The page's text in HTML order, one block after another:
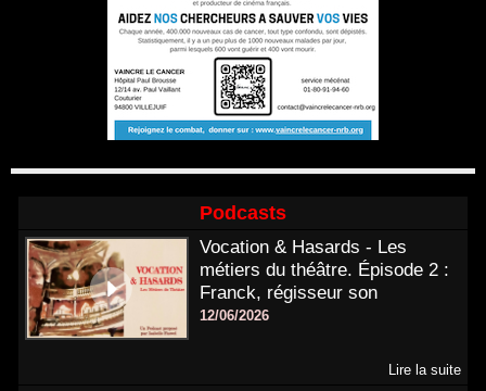
Podcasts
Vocation & Hasards - Les
métiers du théâtre. Épisode 2 :
Franck, régisseur son
12/06/2026
Lire la suite